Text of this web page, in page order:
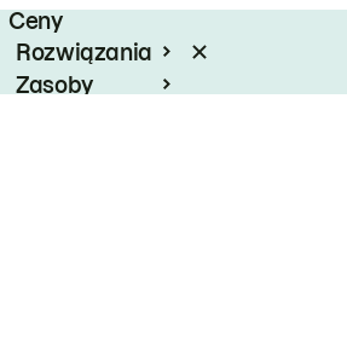
Ceny
Rozwiązania
Zasoby